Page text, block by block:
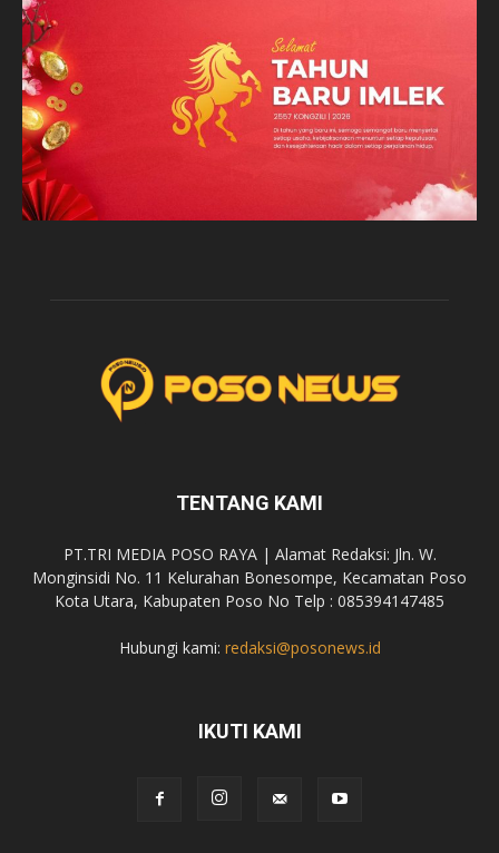
TENTANG KAMI
PT.TRI MEDIA POSO RAYA | Alamat Redaksi: Jln. W.
Monginsidi No. 11 Kelurahan Bonesompe, Kecamatan Poso
Kota Utara, Kabupaten Poso No Telp : 085394147485
Hubungi kami: redaksi@posonews.id
IKUTI KAMI